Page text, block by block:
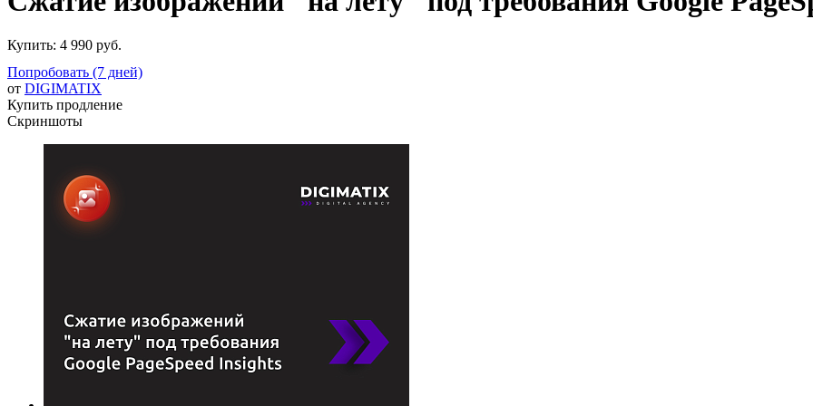
Купить: 4 990 руб.
Попробовать (7 дней)
от DIGIMATIX
Купить продление
Скриншоты